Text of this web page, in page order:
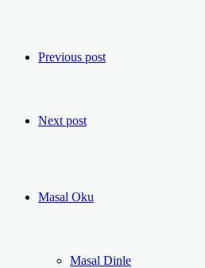
Previous post
Next post
Masal Oku
Masal Dinle